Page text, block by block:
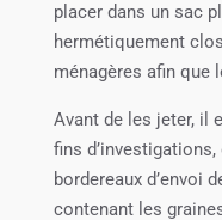
placer dans un sac
hermétiquement
ménagères afin que
Avant de les jeter, il
fins d’investigations,
bordereaux d’envoi
contenant les